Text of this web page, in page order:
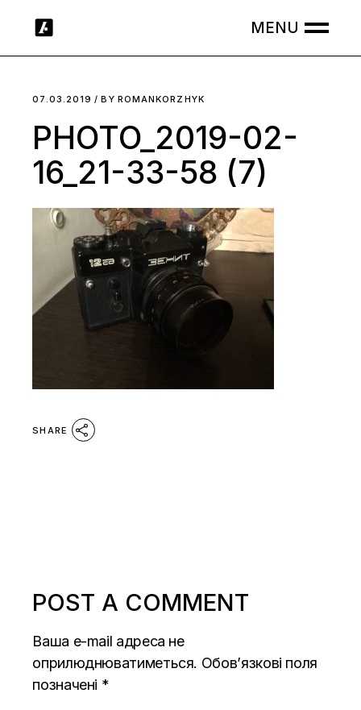
07.03.2019 BY ROMANKORZHYK
PHOTO_2019-02-
16_21-33-58 (7)
SHARE
POST A COMMENT
Ваша e-mail адреса не
оприлюднюватиметься. Обов’язкові поля
позначені *